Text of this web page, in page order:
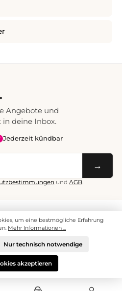
Angebote und
deine Inbox.
Jederzeit kündbar
→
und AGB.
- Alle Rechte vorbehalten.
um eine bestmögliche Erfahrung
Mehr Informationen ...
Nur technisch notwendige
akzeptieren